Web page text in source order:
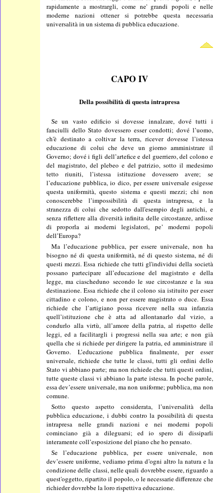
rapidamente a mostrargli, come ne' grandi popoli e nelle
moderne nazioni ottener si potrebbe questa necessaria
universalità in un sistema di pubblica educazione.
CAPO IV
Della possibilità di questa intrapresa
Se un vasto edificio si dovesse innalzare, dové tutti i
fanciulli dello Stato dovessero esser condotti; dové l’uomo,
ch'è destinato a coltivar la terra, ricever dovesse l’istessa
educazione di colui che deve un giorno amministrare il
Governo; dové i figli dell’artefice e del guerriero, del colono e
del magistrato, del plebeo e del patrizio, sotto il medesimo
tetto riuniti, l’istessa istituzione dovessero avere; se
l’educazione pubblica, io dico, per essere universale esigesse
questa uniformità, questo sistema e questi mezzi; chi non
conoscerebbe l’impossibilità di questa intrapresa, e la
stranezza di colui che sedotto dall'esempio degli antichi, e
senza riflettere alla diversità infinita delle circostanze, ardisse
di proporla ai moderni legislatori, pe’ moderni popoli
dell’Europa?
Ma l’educazione pubblica, per essere universale, non ha
bisogno né di questa uniformità, né di questo sistema, né di
questi mezzi. Essa richiede che tutti gl'individui della società
possano partecipare all’educazione del magistrato e della
legge, ma ciascheduno secondo le sue circostanze e la sua
destinazione. Essa richiede che il colono sia istituito per esser
cittadino e colono, e non per essere magistrato o duce. Essa
richiede che l’artigiano possa ricevere nella sua infanzia
quell’istituzione che è atta ad allontanarlo dal vizio, a
condurlo alla virtù, all’amore della patria, al rispetto delle
leggi, ed a facilitargli i progressi nella sua arte; e non già
quella che si richiede per dirigere la patria, ed amministrare il
Governo. L’educazione pubblica finalmente, per esser
universale, richiede che tutte le classi, tutti gli ordini dello
Stato vi abbiano parte; ma non richiede che tutti questi ordini,
tutte queste classi vi abbiano la parte istessa. In poche parole,
essa dev’essere universale, ma non uniforme; pubblica, ma non
comune.
Sotto questo aspetto considerata, l’universalità della
pubblica educazione, i dubbi contro la possibilità di questa
intrapresa nelle grandi nazioni e nei moderni popoli
cominciano già a dileguarsi; ed io spero di dissiparli
interamente coll’esposizione del piano che ho pensato.
Se l’educazione pubblica, per essere universale, non
dev’essere uniforme, vediamo prima d’ogni altro la natura e la
condizione delle classi, nelle quali dovrebbe essere, riguardo a
quest'oggetto, ripartito il popolo, o le necessarie differenze che
richieder dovrebbe la loro rispettiva educazione.